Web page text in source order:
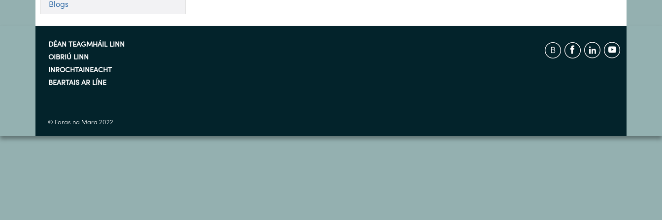
Blogs
DÉAN TEAGMHÁIL LINN
OIBRIÚ LINN
INROCHTAINEACHT
BEARTAIS AR LÍNE
© Foras na Mara 2022